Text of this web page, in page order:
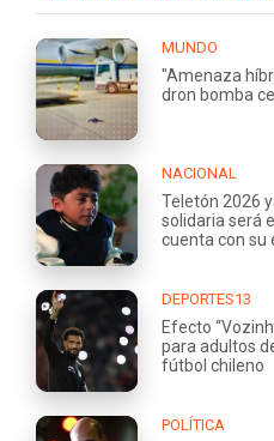
MUNDO
"Amenaza
dron bomba
NACIONAL
Teletón 2026
solidaria será
cuenta con su
DEPORTES13
Efecto
para adultos
fútbol chileno
POLÍTICA